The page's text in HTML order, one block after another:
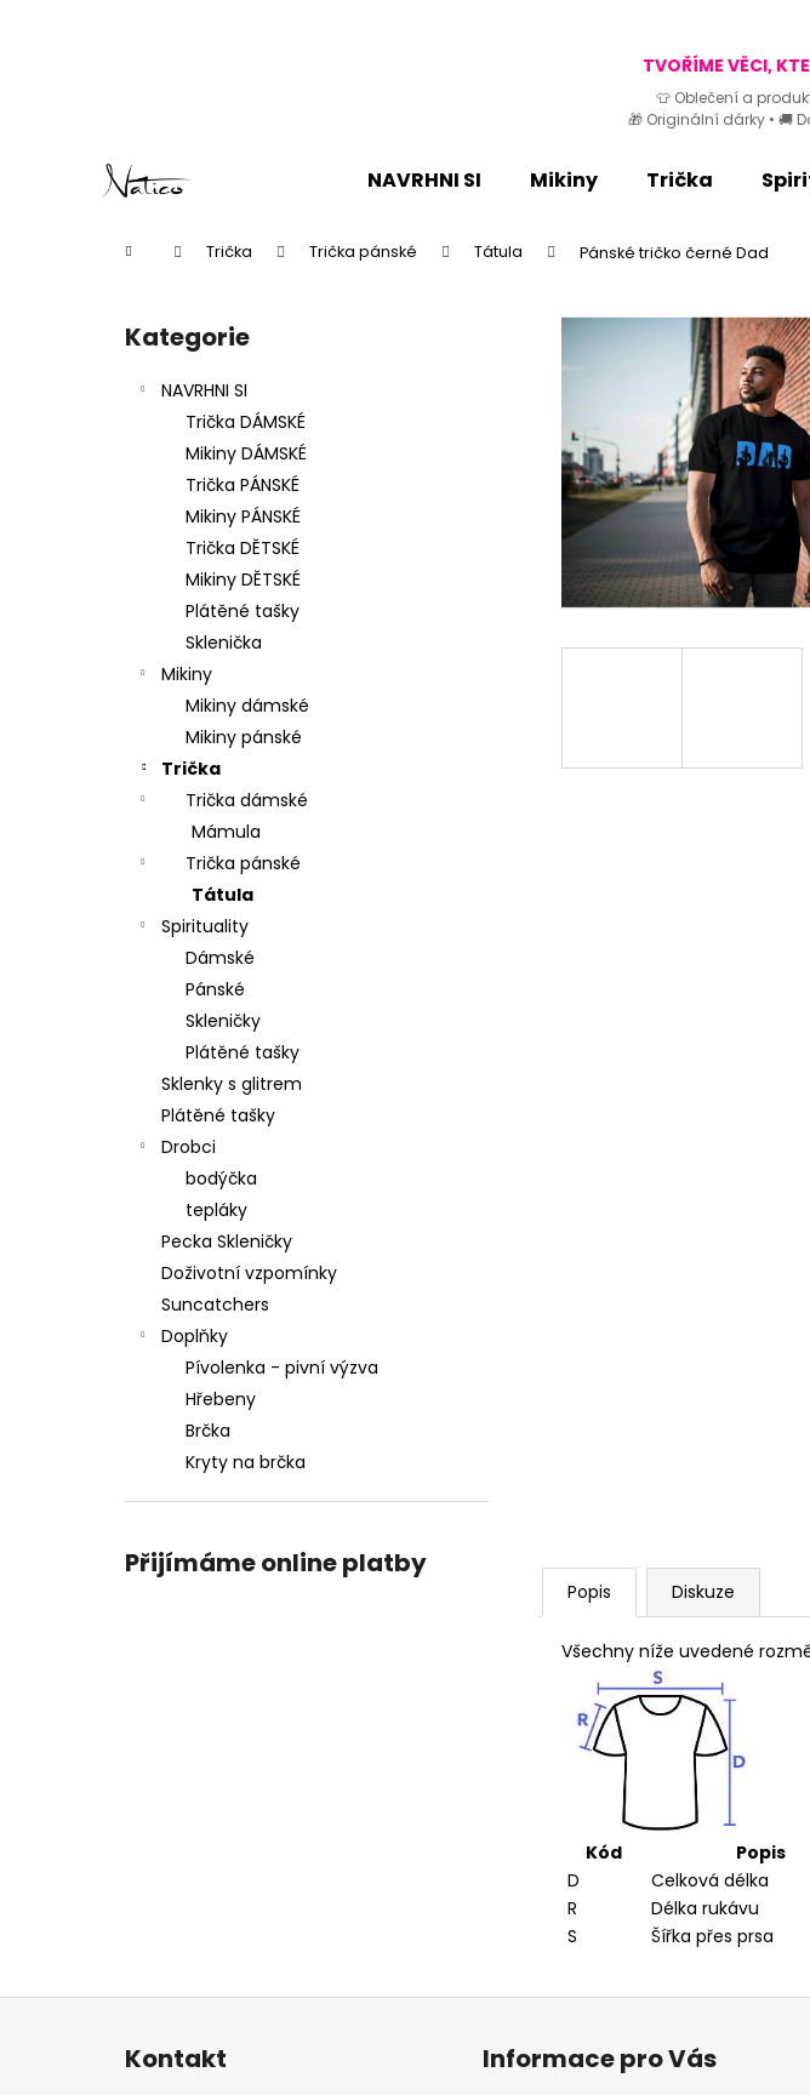
TVOŘÍME VĚCI,
👕 Oblečení a
🎁 Originální dárky • 🚚
NAVRHNI SI Mikiny Trička
Domů Trička Trička pánské Tátula Pánské tričko černé Dad
Přeskočit
kategorie
Kategorie
NAVRHNI SI
Trička DÁMSKÉ
Mikiny DÁMSKÉ
Trička PÁNSKÉ
Mikiny PÁNSKÉ
Trička DĚTSKÉ
Mikiny DĚTSKÉ
Plátěné tašky
Sklenička
Mikiny
Mikiny dámské
Mikiny pánské
Trička
Trička dámské
Mámula
Trička pánské
Tátula
Spirituality
Dámské
Pánské
Skleničky
Plátěné tašky
Sklenky s glitrem
Plátěné tašky
Drobci
bodýčka
tepláky
Pecka Skleničky
Doživotní vzpomínky
Suncatchers
Doplňky
Pívolenka - pivní výzva
Hřebeny
Brčka
Kryty na brčka
Přijímáme online platby
Popis Diskuze
Všechny níže uvedené
Kód Popis
D
Celková délka
R
Délka rukávu
S
Šířka přes prsa
Co potřebujete
Doporučujeme
Kontakt Informace pro Vás